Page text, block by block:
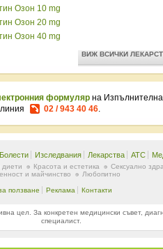
Озон 10 mg
Озон 20 mg
Озон 40 mg
ВИЖ ВСИЧКИ
формуляр на
02 / 943 40 46.
Болести Изследвания Лекарства ATC
Красота и естетика Сексуално
и майчинство Любопитно
ползване Реклама Контакти
цел. За конкретен медицински съвет,
специалист.